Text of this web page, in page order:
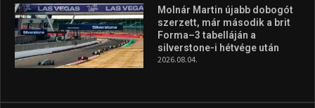
Molnár Martin újabb dobogót
szerzett, már második a brit
Forma–3 tabelláján a
silverstone-i hétvége után
2026.08.04.